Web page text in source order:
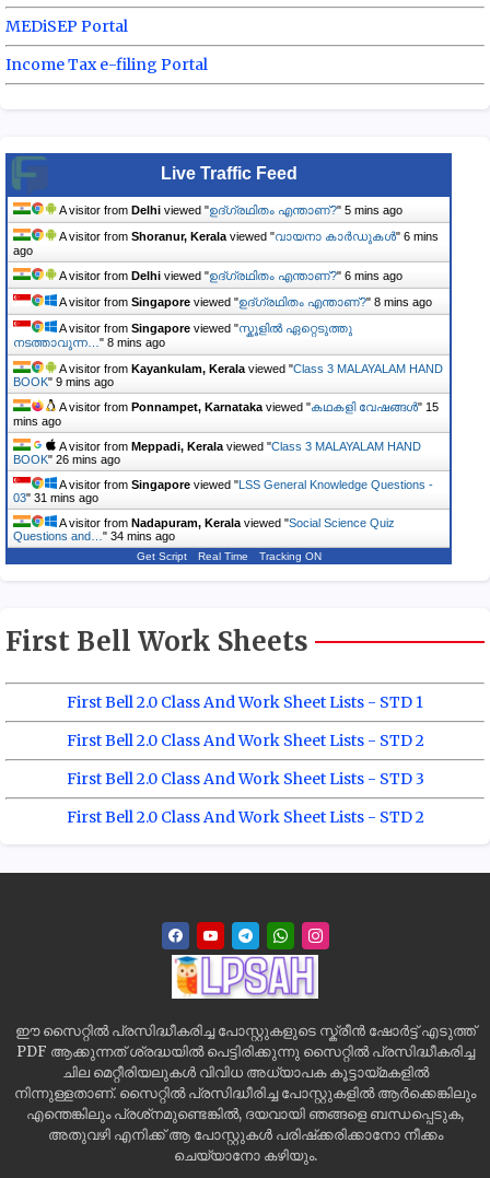
MEDiSEP Portal
Income Tax e-filing Portal
Live Traffic Feed
A visitor from Delhi viewed "ഉദ്ഗ്രഥിതം എന്താണ്?" 5 mins ago
A visitor from Shoranur, Kerala viewed "വായനാ കാർഡുകൾ" 6 mins
ago
A visitor from Delhi viewed "ഉദ്ഗ്രഥിതം എന്താണ്?" 6 mins ago
A visitor from Singapore viewed "ഉദ്ഗ്രഥിതം എന്താണ്?" 8 mins ago
A visitor from Singapore viewed "സ്കൂളിൽ ഏറ്റെടുത്തു
നടത്താവുന്ന… " 8 mins ago
A visitor from Kayankulam, Kerala viewed "Class 3 MALAYALAM HAND
BOOK" 9 mins ago
A visitor from Ponnampet, Karnataka viewed "കഥകളി വേഷങ്ങൾ" 16
mins ago
A visitor from Meppadi, Kerala viewed "Class 3 MALAYALAM HAND
BOOK" 26 mins ago
A visitor from Singapore viewed " LSS General Knowledge Questions -
03" 31 mins ago
A visitor from Nadapuram, Kerala viewed "Social Science Quiz
Questions and… " 34 mins ago
Get Script Real Time Tracking ON
First Bell Work Sheets
First Bell 2.0 Class And Work Sheet Lists - STD 1
First Bell 2.0 Class And Work Sheet Lists - STD 2
First Bell 2.0 Class And Work Sheet Lists - STD 3
First Bell 2.0 Class And Work Sheet Lists - STD 2
ഈ സൈറ്റിൽ പ്രസിദ്ധീകരിച്ച പോസ്റ്റുകളുടെ സ്ക്രീൻ ഷോർട്ട് എടുത്ത്
PDF ആക്കുന്നത് ശ്രദ്ധയിൽ പെട്ടിരിക്കുന്നു സൈറ്റിൽ പ്രസിദ്ധീകരിച്ച
ചില മെറ്റീരിയലുകൾ വിവിധ അധ്യാപക കൂട്ടായ്മകളിൽ
നിന്നുള്ളതാണ്. സൈറ്റിൽ പ്രസിദ്ധീരിച്ച പോസ്റ്റുകളിൽ ആർക്കെങ്കിലും
എന്തെങ്കിലും പ്രശ്‌നമുണ്ടെങ്കിൽ, ദയവായി ഞങ്ങളെ ബന്ധപ്പെടുക,
അതുവഴി എനിക്ക് ആ പോസ്റ്റുകൾ പരിഷ്‌ക്കരിക്കാനോ നീക്കം
ചെയ്യാനോ കഴിയും.